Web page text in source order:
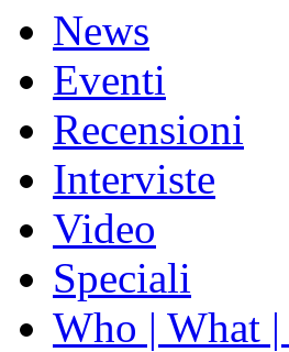
News
Eventi
Recensioni
Interviste
Video
Speciali
Who | What